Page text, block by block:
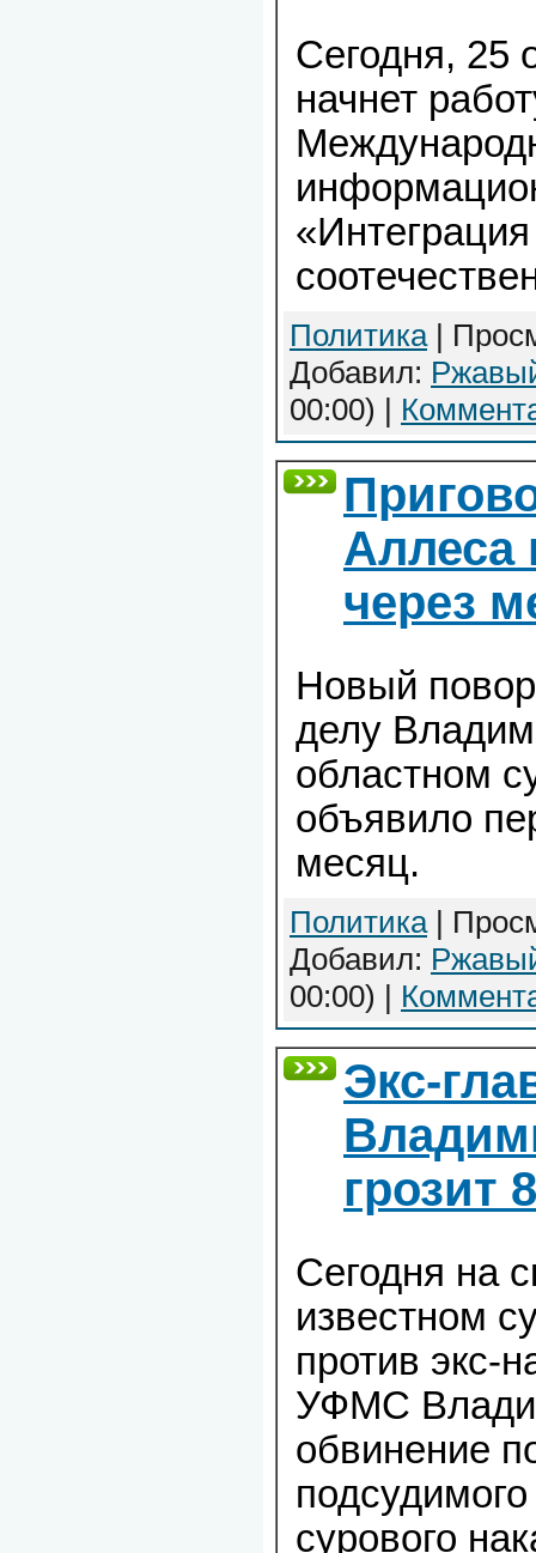
Сегодня, 25
начнет
«Интеграция
Политика|
Добавил:
00:00) |
Аллеса
через
Новый
делу
областном
объявило
месяц.
Политика|
Добавил:
00:00) |
Экс-
грозит
Сегодня на
известном
против экс-
УФМС
обвинение
сурового